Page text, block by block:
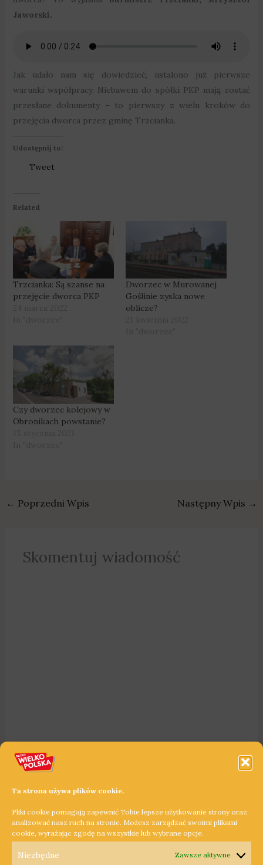
Ta strona używa plików cookie.
Pliki cookie pomagają zapewnić Tobie lepsze użytkowanie strony oraz
analizować nasz ruch na stronie. Możesz zarządzać swoimi plikami
cookie, wyrażając zgodę na wszystkie lub wybrane opcje.
Niezbędne Zawsze aktywne
Jaworski.
Jak udało nam się dowiedzieć, ustalono już pierwsze
warunki współpracy. Niebawem do spółki PKP mają zostać
przesłane dokumenty – to pierwszy z wielu kroków do
przejęcia dworca przez gminę Trzcianka.
Udostępnij to:
Tweet
Related
Trzcianka: Są szanse na
przejęcie dworca PKP
Dworzec w Murowanej
Goślinie zyska nowe
oblicze?
Czy dworzec kolejowy w
Obronikach powstanie?
← Poprzedni Wpis Następny Wpis →
Skomentuj wiadomość